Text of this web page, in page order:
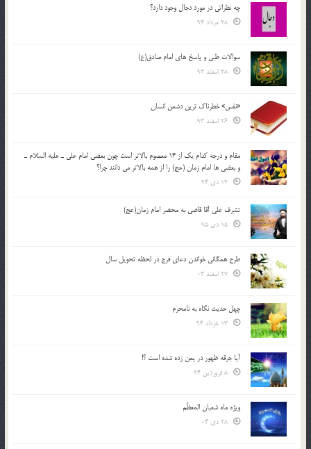
چه نظراتی در مورد دجال وجود دارد؟
سوالات طبی و پاسخ های امام صادق(ع)
«نفس» خطرناک ترین دشمن انسان
مقام و درجه كدام يك از 14 معصوم بالاتر است چون بعضي امام علي ـ عليه السلام ـ
و بعضي ها امام زمان (عج) را از همه بالاتر مي دانند چرا؟
تشرف علي آقا قاضي به محضر امام زمان(عج)
طرح همگانی خواندن دعای فرج در لحظه تحویل سال
چهل حدیث نگاه به نامحرم
آیا جرقه ظهور در یمن زده شده است ؟!
ویژه ماه شعبان المعظّم